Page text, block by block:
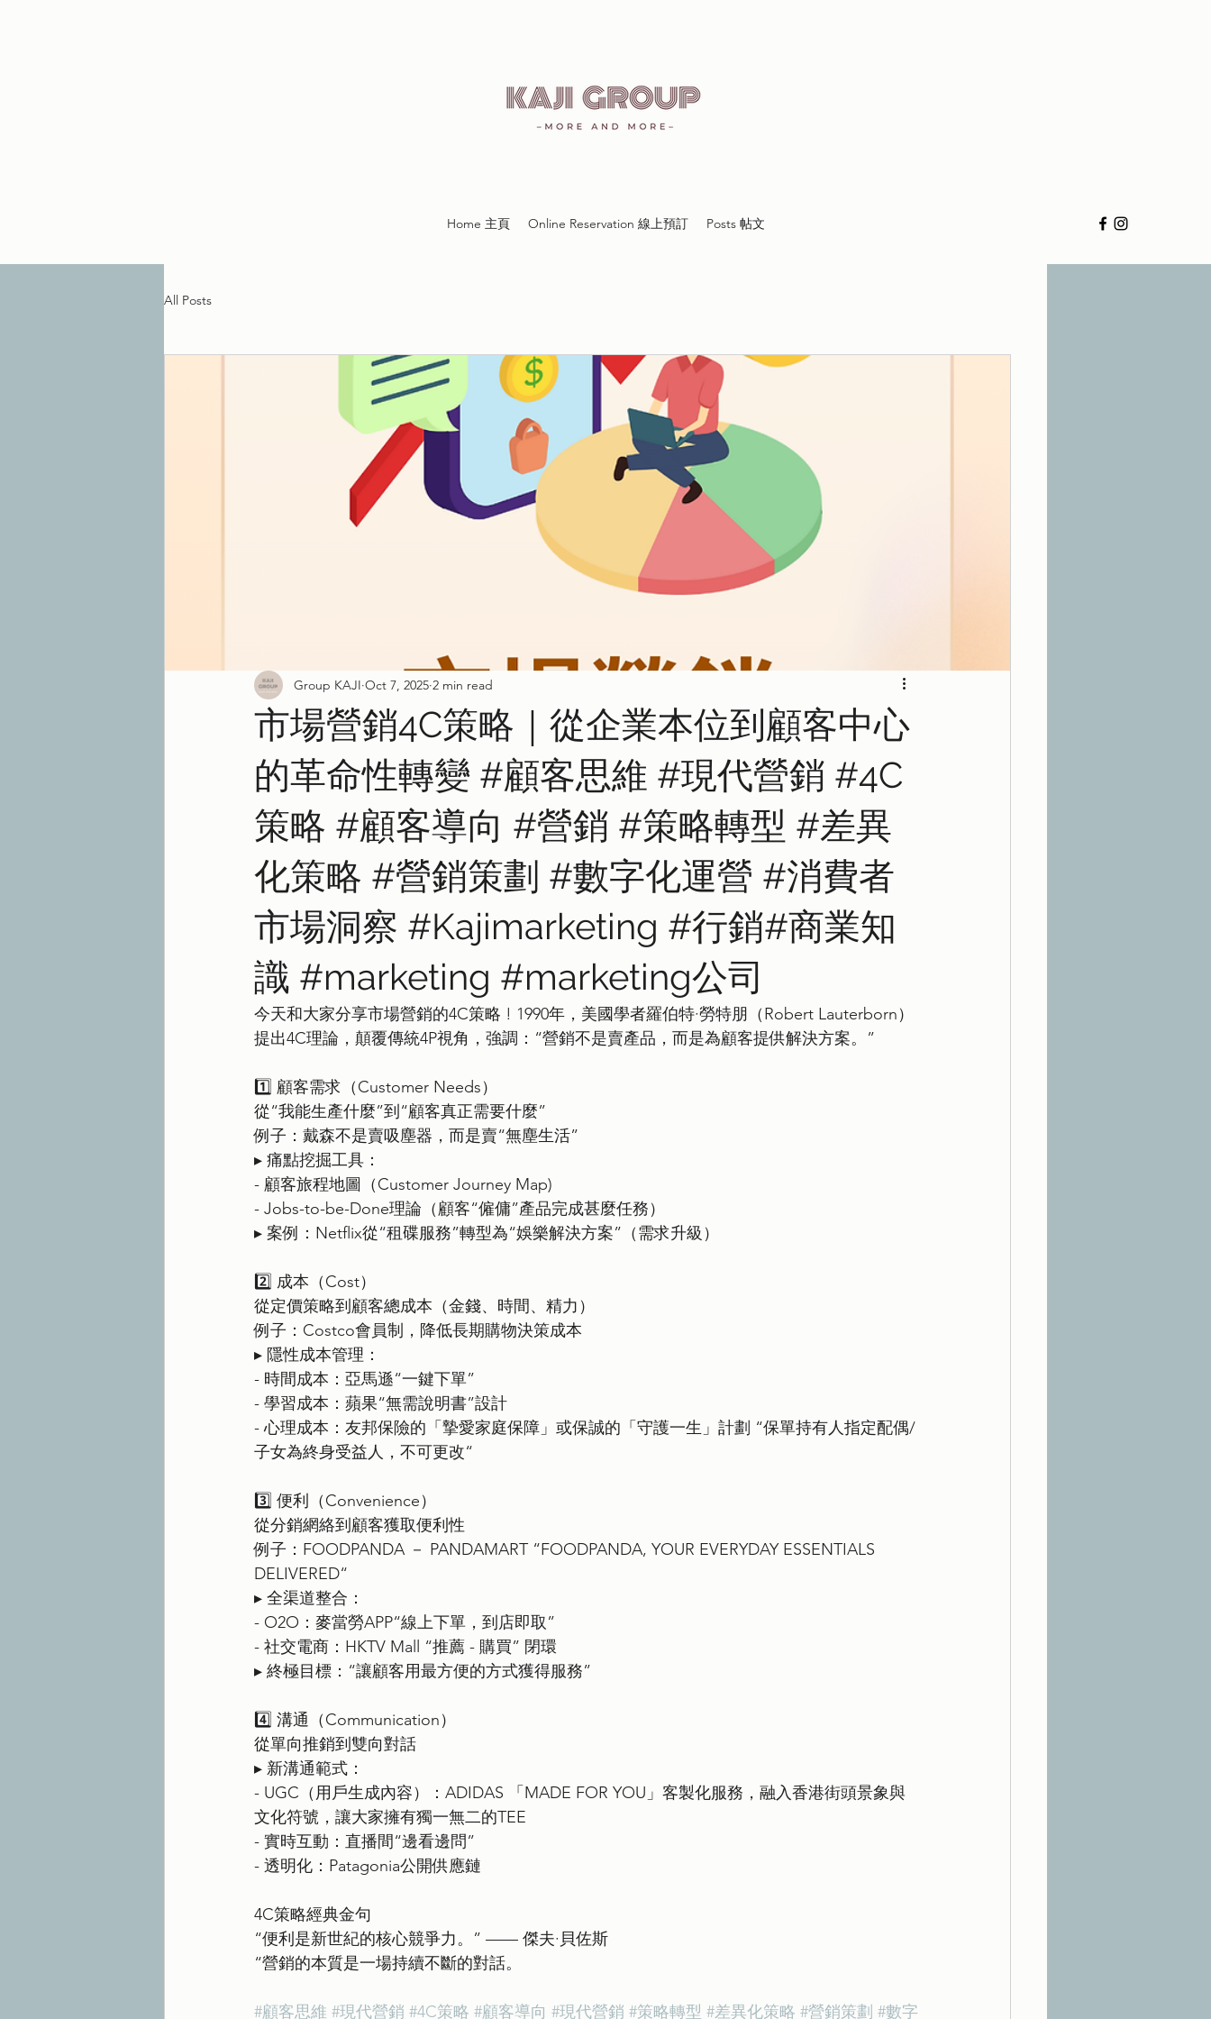
Home 主頁 Online Reservation 線上預訂 Posts 帖文
All Posts
市場營銷4C策略｜從企業本位到顧客中心
的革命性轉變 #顧客思維 #現代營銷 #4C
策略 #顧客導向 #營銷 #策略轉型 #差異
化策略 #營銷策劃 #數字化運營 #消費者
市場洞察 #Kajimarketing #行銷#商業知
識 #marketing #marketing公司
Group KAJI Oct 7, 2025 2 min read
今天和大家分享市場營銷的4C策略 ! 1990年，美國學者羅伯特·勞特朋（Robert Lauterborn）
提出4C理論，顛覆傳統4P視角，強調：“營銷不是賣產品，而是為顧客提供解決方案。”
1️⃣ 顧客需求（Customer Needs）
從“我能生產什麼”到“顧客真正需要什麼”
例子：戴森不是賣吸塵器，而是賣“無塵生活”
▸ 痛點挖掘工具：
- 顧客旅程地圖（Customer Journey Map)
- Jobs-to-be-Done理論（顧客“僱傭”產品完成甚麼任務）
▸ 案例：Netflix從“租碟服務”轉型為“娛樂解決方案”（需求升級）
2️⃣ 成本（Cost）
從定價策略到顧客總成本（金錢、時間、精力）
例子：Costco會員制，降低長期購物決策成本
▸ 隱性成本管理：
- 時間成本：亞馬遜“一鍵下單”
- 學習成本：蘋果“無需說明書”設計
- 心理成本：友邦保險的「摯愛家庭保障」或保誠的「守護一生」計劃 “保單持有人指定配偶/
子女為終身受益人，不可更改“
3️⃣ 便利（Convenience）
從分銷網絡到顧客獲取便利性
例子：FOODPANDA － PANDAMART “FOODPANDA, YOUR EVERYDAY ESSENTIALS
DELIVERED“
▸ 全渠道整合：
- O2O：麥當勞APP“線上下單，到店即取”
- 社交電商：HKTV Mall “推薦 - 購買” 閉環
▸ 終極目標：“讓顧客用最方便的方式獲得服務”
4️⃣ 溝通（Communication）
從單向推銷到雙向對話
▸ 新溝通範式：
- UGC（用戶生成內容）：ADIDAS 「MADE FOR YOU」客製化服務，融入香港街頭景象與
文化符號，讓大家擁有獨一無二的TEE
- 實時互動：直播間“邊看邊問”
- 透明化：Patagonia公開供應鏈
4C策略經典金句
“便利是新世紀的核心競爭力。” —— 傑夫·貝佐斯
“營銷的本質是一場持續不斷的對話。
#顧客思維 #現代營銷 #4C策略 #顧客導向 #現代營銷 #策略轉型 #差異化策略 #營銷策劃 #數字